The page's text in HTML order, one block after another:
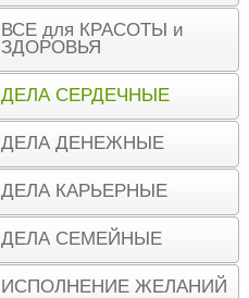
ВСЕ для КРАСОТЫ и
ЗДОРОВЬЯ
ДЕЛА СЕРДЕЧНЫЕ
ДЕЛА ДЕНЕЖНЫЕ
ДЕЛА КАРЬЕРНЫЕ
ДЕЛА СЕМЕЙНЫЕ
ИСПОЛНЕНИЕ ЖЕЛАНИЙ